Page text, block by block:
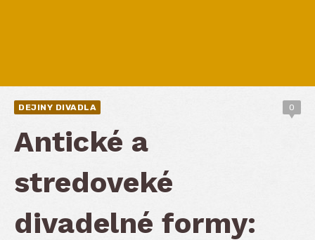
DEJINY DIVADLA 0
Antické a
stredoveké
divadelné formy: